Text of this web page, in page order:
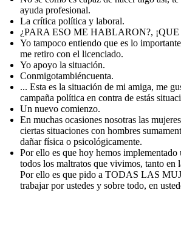
ayuda profesional.
La crítica política y laboral.
¿PARA ESO ME HABLARON?,
Yo tampoco entiendo que es lo
me retiro con el licenciado.
Yo apoyo la situación.
Conmigotambiéncuenta.
... Esta es la situación de mi amiga, me
campaña política en contra de estás
Un nuevo comienzo.
En muchas ocasiones nosotras las
ciertas situaciones con hombres
dañar física o psicológicamente.
Por ello es que hoy hemos implementado
todos los maltratos que vivimos, tanto en
Por ello es que pido a TODAS LAS
trabajar por ustedes y sobre todo, en